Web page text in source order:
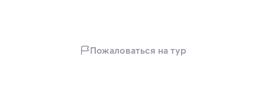
Пожаловаться на тур